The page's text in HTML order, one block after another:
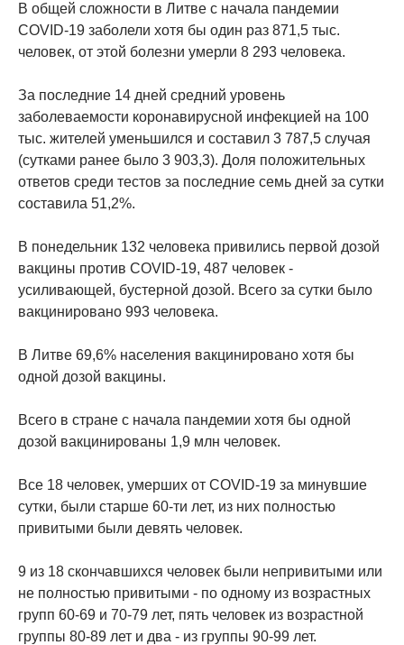
В общей сложности в Литве с начала пандемии
COVID-19 заболели хотя бы один раз 871,5 тыс.
человек, от этой болезни умерли 8 293 человека.
За последние 14 дней средний уровень
заболеваемости коронавирусной инфекцией на 100
тыс. жителей уменьшился и составил 3 787,5 случая
(сутками ранее было 3 903,3). Доля положительных
ответов среди тестов за последние семь дней за сутки
составила 51,2%.
В понедельник 132 человека привились первой дозой
вакцины против COVID-19, 487 человек -
усиливающей, бустерной дозой. Всего за сутки было
вакцинировано 993 человека.
В Литве 69,6% населения вакцинировано хотя бы
одной дозой вакцины.
Всего в стране с начала пандемии хотя бы одной
дозой вакцинированы 1,9 млн человек.
Все 18 человек, умерших от COVID-19 за минувшие
сутки, были старше 60-ти лет, из них полностью
привитыми были девять человек.
9 из 18 скончавшихся человек были непривитыми или
не полностью привитыми - по одному из возрастных
групп 60-69 и 70-79 лет, пять человек из возрастной
группы 80-89 лет и два - из группы 90-99 лет.